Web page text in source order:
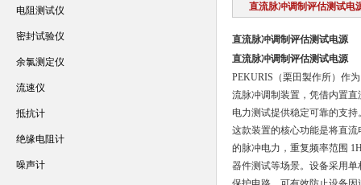
直流脉冲调制评估测试电
直流脉冲调制评估测试电源
直流脉冲调制评估测试电源
PEKURIS（栗田製作所）作
流脉冲调制装置，凭借内置
电力测试提供稳定可靠的支持
这款装置的核心功能是将直
的脉冲电力，重复频率范围
器件测试等场景。设备采用
电阻测试仪
密封试验仪
余氯测定仪
流速仪
抵抗计
绝缘电阻计
噪声计